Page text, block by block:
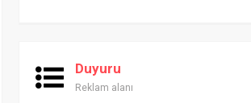
Duyuru
Reklam alanı